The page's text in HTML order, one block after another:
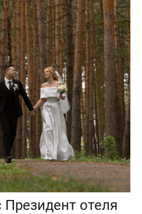
отеля